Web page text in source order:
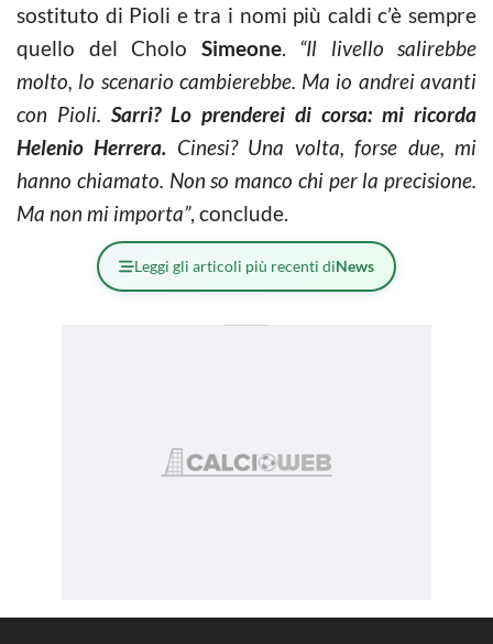
sostituto di Pioli e tra i nomi più caldi c’è sempre
quello del Cholo Simeone. “Il livello salirebbe
molto, lo scenario cambierebbe. Ma io andrei avanti
con Pioli. Sarri? Lo prenderei di corsa: mi ricorda
Helenio Herrera. Cinesi? Una volta, forse due, mi
hanno chiamato. Non so manco chi per la precisione.
Ma non mi importa”, conclude.
Leggi gli articoli più recenti diNews